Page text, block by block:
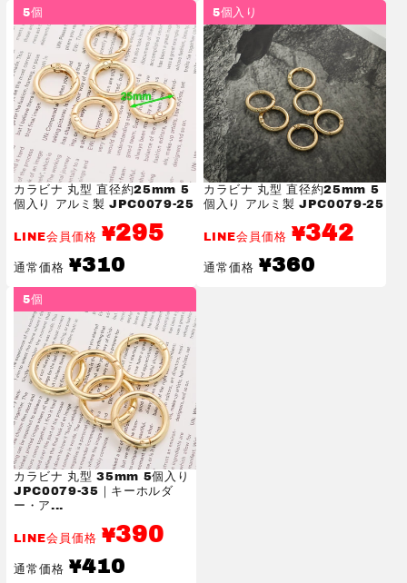
価
価
5個
カラビナ 丸型 直径約25mm 5
個入り アルミ製 JPC0079-25
LINE会員価格 ¥295
通常価格
通
常
価
¥310
5個入り
カラビナ 丸型 直径約25mm 5
個入り アルミ製 JPC0079-25
LINE会員価格 ¥342
通常価格
通
常
¥360
5個
カラビナ 丸型 35mm 5個入り
JPC0079-35｜キーホルダ
ー・ア...
LINE会員価格 ¥390
通常価格
通
常
¥410